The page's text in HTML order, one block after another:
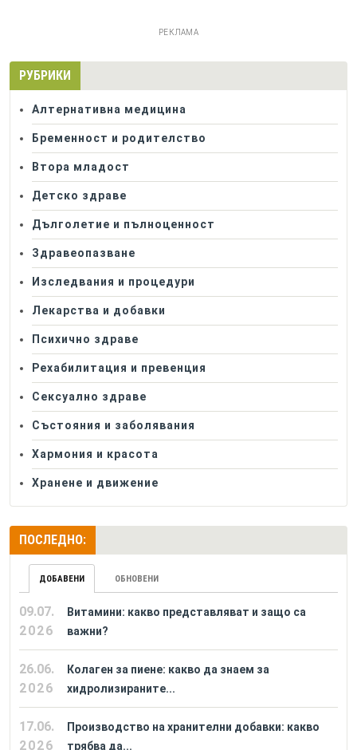
РЕКЛАМА
РУБРИКИ
Алтернативна медицина
Бременност и родителство
Втора младост
Детско здраве
Дълголетие и пълноценност
Здравеопазване
Изследвания и процедури
Лекарства и добавки
Психично здраве
Рехабилитация и превенция
Сексуално здраве
Състояния и заболявания
Хармония и красота
Хранене и движение
ПОСЛЕДНО:
ДОБАВЕНИ ОБНОВЕНИ
09.07.
2026
Витамини: какво представляват и защо са
важни?
26.06.
2026
Колаген за пиене: какво да знаем за
хидролизираните...
17.06.
2026
Производство на хранителни добавки: какво
трябва да...